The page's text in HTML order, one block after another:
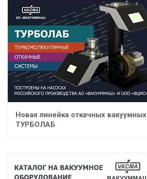
Новая линейка откачных
ТУРБОЛАБ